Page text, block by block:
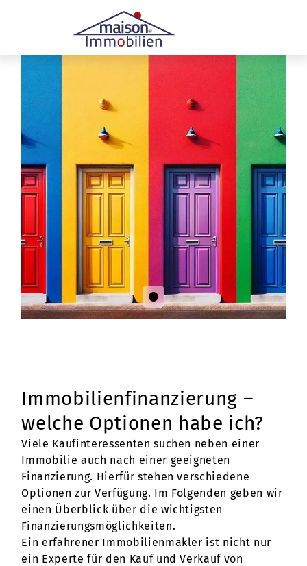
Immobilienfinanzierung –
welche Optionen habe ich?
Viele Kaufinteressenten suchen neben einer
Immobilie auch nach einer geeigneten
Finanzierung. Hierfür stehen verschiedene
Optionen zur Verfügung. Im Folgenden geben wir
einen Überblick über die wichtigsten
Finanzierungsmöglichkeiten.
Ein erfahrener Immobilienmakler ist nicht nur
ein Experte für den Kauf und Verkauf von